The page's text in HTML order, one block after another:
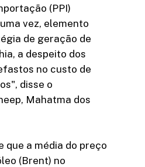
(PPI)
vez, elemento
de geração de
a despeito dos
no custo de
disse o
Mahatma dos
que a média do preço
(Brent) no